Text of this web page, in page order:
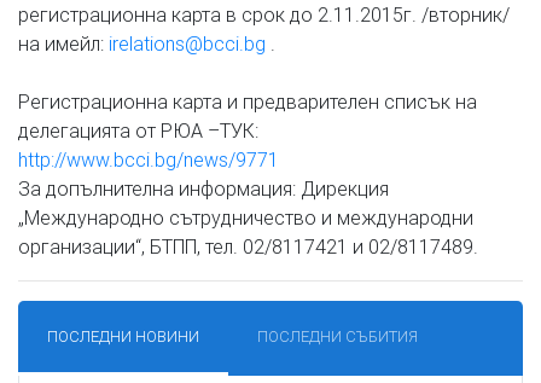
регистрационна карта в срок до 2.11.2015г. /вторник/
на имейл: irelations@bcci.bg
Регистрационна карта и предварителен списък на
делегацията от РЮА –ТУК:
http://www.bcci.bg/news/9771
За допълнителна информация: Дирекция
„Международно сътрудничество и международни
организации“, БТПП, тел. 02/8117421 и 02/8117489.
ПОСЛЕДНИ НОВИНИ ПОСЛЕДНИ СЪБИТИЯ